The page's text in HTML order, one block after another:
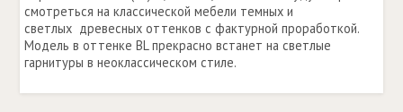
смотреться на классической мебели темных и
светлых древесных оттенков с фактурной проработкой.
Модель в оттенке BL прекрасно встанет на светлые
гарнитуры в неоклассическом стиле.